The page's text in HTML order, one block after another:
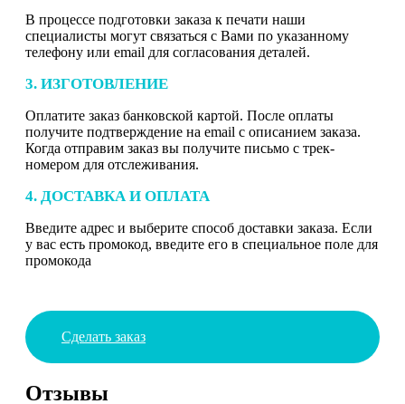
В процессе подготовки заказа к печати наши
специалисты могут связаться с Вами по указанному
телефону или email для согласования деталей.
3. ИЗГОТОВЛЕНИЕ
Оплатите заказ банковской картой. После оплаты
получите подтверждение на email с описанием заказа.
Когда отправим заказ вы получите письмо с трек-
номером для отслеживания.
4. ДОСТАВКА И ОПЛАТА
Введите адрес и выберите способ доставки заказа. Если
у вас есть промокод, введите его в специальное поле для
промокода
Сделать заказ
Отзывы